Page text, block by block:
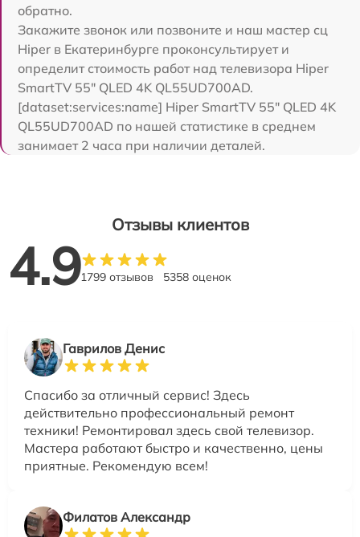
обратно.
Закажите звонок или позвоните и наш мастер сц
Hiper в Екатеринбурге проконсультирует и
определит стоимость работ над телевизора Hiper
SmartTV 55" QLED 4K QL55UD700AD.
[dataset:services:name] Hiper SmartTV 55" QLED 4K
QL55UD700AD по нашей статистике в среднем
занимает 2 часа при наличии деталей.
Отзывы клиентов
4.91799 отзывов 5358 оценок
Гаврилов Денис
Спасибо за отличный сервис! Здесь
действительно профессиональный ремонт
техники! Ремонтировал здесь свой телевизор.
Мастера работают быстро и качественно, цены
приятные. Рекомендую всем!
Филатов Александр